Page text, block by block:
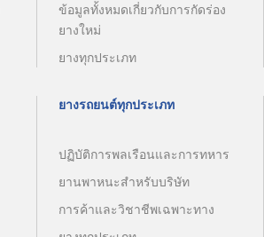
ข้อมูลทั้งหมดเกี่ยวกับการกัดร่อง
ยางใหม่
ยางทุกประเภท
ยางรถยนต์ทุกประเภท
ปฏิบัติการพลเรือนและการทหาร
ยานพาหนะสำหรับบริษัท
การค้าและวิชาชีพเฉพาะทาง